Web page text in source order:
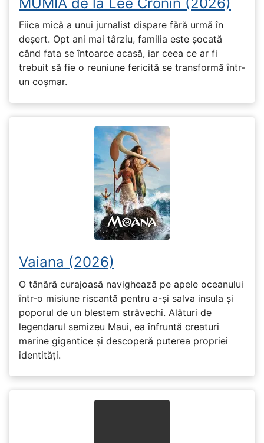
Fiica mică a unui jurnalist dispare fără urmă în
deșert. Opt ani mai târziu, familia este șocată
când fata se întoarce acasă, iar ceea ce ar fi
trebuit să fie o reuniune fericită se transformă într-
un coșmar.
Vaiana (2026)
O tânără curajoasă navighează pe apele oceanului
într-o misiune riscantă pentru a-și salva insula și
poporul de un blestem străvechi. Alături de
legendarul semizeu Maui, ea înfruntă creaturi
marine gigantice și descoperă puterea propriei
identități.